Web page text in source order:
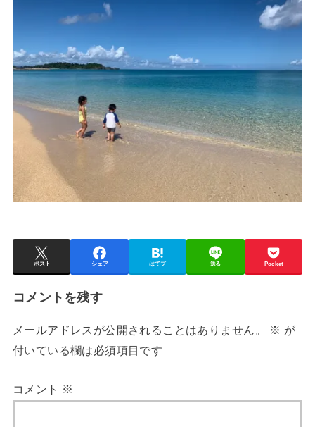
ポスト シェア はてブ 送る Pocket
コメントを残す
メールアドレスが公開されることはありません。 ※ が
付いている欄は必須項目です
コメント ※